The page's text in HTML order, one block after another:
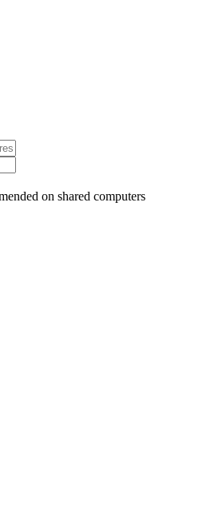
on shared computers